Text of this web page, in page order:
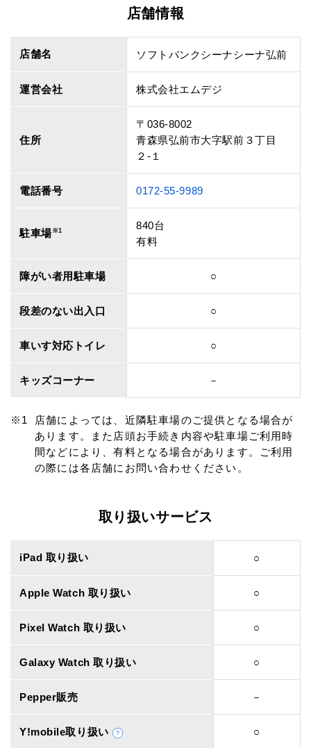
店舗情報
店舗名 ソフトバンクシーナシーナ弘前
運営会社 株式会社エムデジ
住所
〒036-8002
青森県弘前市大字駅前３丁目
２‐１
電話番号 0172-55-9989
駐車場※1
840台
有料
障がい者用駐車場 ○
段差のない出入口 ○
車いす対応トイレ ○
キッズコーナー －
店舗によっては、近隣駐車場のご提供となる場合が
あります。また店頭お手続き内容や駐車場ご利用時
間などにより、有料となる場合があります。ご利用
の際には各店舗にお問い合わせください。
取り扱いサービス
iPad 取り扱い ○
Apple Watch 取り扱い ○
Pixel Watch 取り扱い ○
Galaxy Watch 取り扱い ○
Pepper販売 －
Y!mobile取り扱い ○